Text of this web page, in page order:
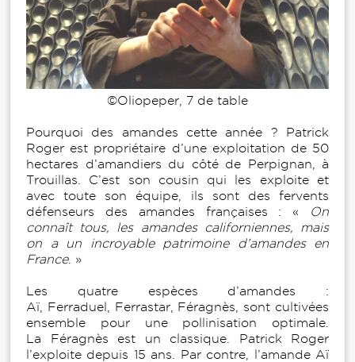
©Oliopeper, 7 de table
Pourquoi des amandes cette année ? Patrick
Roger est propriétaire d’une exploitation de 50
hectares d’amandiers du côté de Perpignan, à
Trouillas. C’est son cousin qui les exploite et
avec toute son équipe, ils sont des fervents
défenseurs des amandes françaises : «
On
connaît tous, les amandes californiennes, mais
on a un incroyable patrimoine d’amandes en
France. »
Les quatre espèces d’amandes :
Aï, Ferraduel, Ferrastar, Féragnès, sont cultivées
ensemble pour une pollinisation optimale.
La Féragnès est un classique. Patrick Roger
l’exploite depuis 15 ans. Par contre, l’amande Aï